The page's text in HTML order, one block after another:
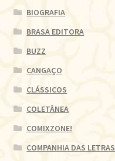
BIOGRAFIA
BRASA EDITORA
BUZZ
CANGAÇO
CLÁSSICOS
COLETÂNEA
COMIXZONE!
COMPANHIA DAS LETRAS